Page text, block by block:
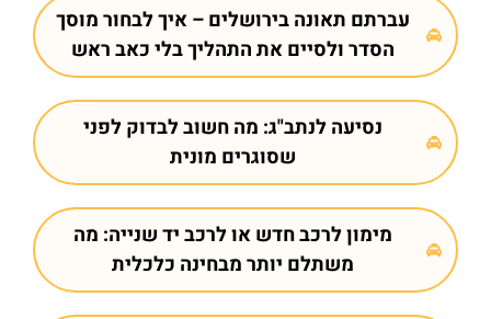
עברתם תאונה בירושלים – איך לבחור מוסך
הסדר ולסיים את התהליך בלי כאב ראש
נסיעה לנתב"ג: מה חשוב לבדוק לפני
שסוגרים מונית
מימון לרכב חדש או לרכב יד שנייה: מה
משתלם יותר מבחינה כלכלית